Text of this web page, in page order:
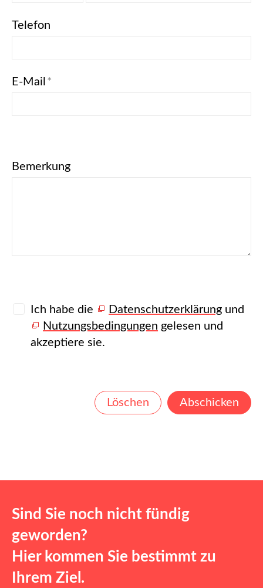
Telefon
E-Mail *
Bemerkung
Ich habe die Datenschutzerklärung und
Nutzungsbedingungen gelesen und
akzeptiere sie.
Löschen Abschicken
Sind Sie noch nicht fündig
geworden?
Hier kommen Sie bestimmt zu
Ihrem Ziel.